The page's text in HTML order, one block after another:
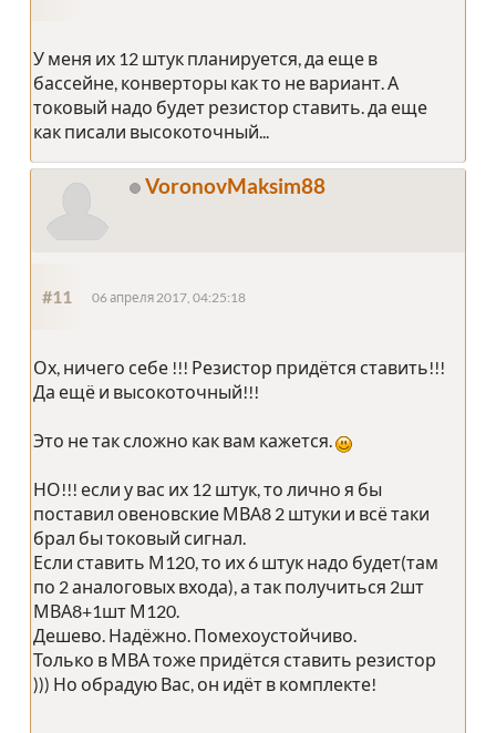
У меня их 12 штук планируется, да еще в
бассейне, конверторы как то не вариант. А
токовый надо будет резистор ставить. да еще
как писали высокоточный...
VoronovMaksim88
#11 06 апреля 2017, 04:25:18
Ох, ничего себе !!! Резистор придётся ставить!!!
Да ещё и высокоточный!!!
Это не так сложно как вам кажется.
НО!!! если у вас их 12 штук, то лично я бы
поставил овеновские МВА8 2 штуки и всё таки
брал бы токовый сигнал.
Если ставить М120, то их 6 штук надо будет(там
по 2 аналоговых входа), а так получиться 2шт
МВА8+1шт М120.
Дешево. Надёжно. Помехоустойчиво.
Только в МВА тоже придётся ставить резистор
))) Но обрадую Вас, он идёт в комплекте!